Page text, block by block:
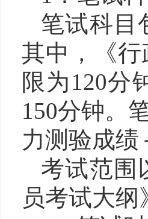
笔试科目
其中，《
限为120分
150分钟。
力测验成绩
考试范围
员考试大纲